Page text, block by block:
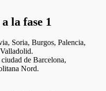
la fase 1
Soria, Burgos, Palencia,
de Barcelona,
Nord.